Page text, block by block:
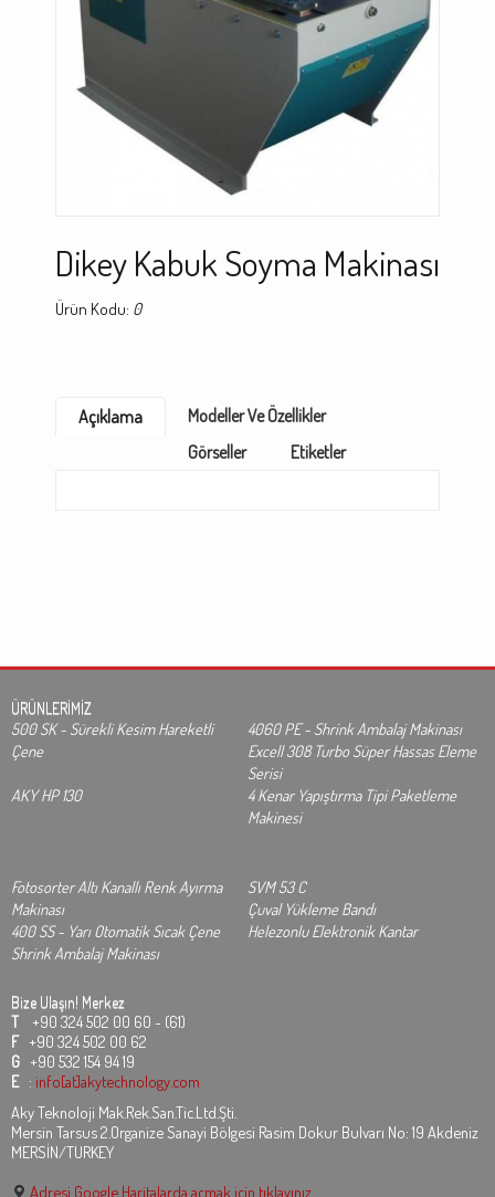
Dikey Kabuk Soyma Makinası
Ürün Kodu: 0
Açıklama
Modeller Ve Özellikler
Görseller
Etiketler
ÜRÜNLERİMİZ
500 SK - Sürekli Kesim Hareketli
Çene
4060 PE - Shrink Ambalaj Makinası
Excell 308 Turbo Süper Hassas Eleme
Serisi
AKY HP 130
4 Kenar Yapıştırma Tipi Paketleme
Makinesi
Fotosorter Altı Kanallı Renk Ayırma
Makinası
SVM 53 C
Çuval Yükleme Bandı
400 SS - Yarı Otomatik Sıcak Çene
Shrink Ambalaj Makinası
Helezonlu Elektronik Kantar
Bize Ulaşın! Merkez
T +90 324 502 00 60 - (61)
F +90 324 502 00 62
G +90 532 154 94 19
E : info[at]akytechnology.com
Aky Teknoloji Mak.Rek.San.Tic.Ltd.Şti.
Mersin Tarsus 2.Organize Sanayi Bölgesi Rasim Dokur Bulvarı No: 19 Akdeniz
MERSİN/TURKEY
Adresi Google Haritalarda açmak için tıklayınız